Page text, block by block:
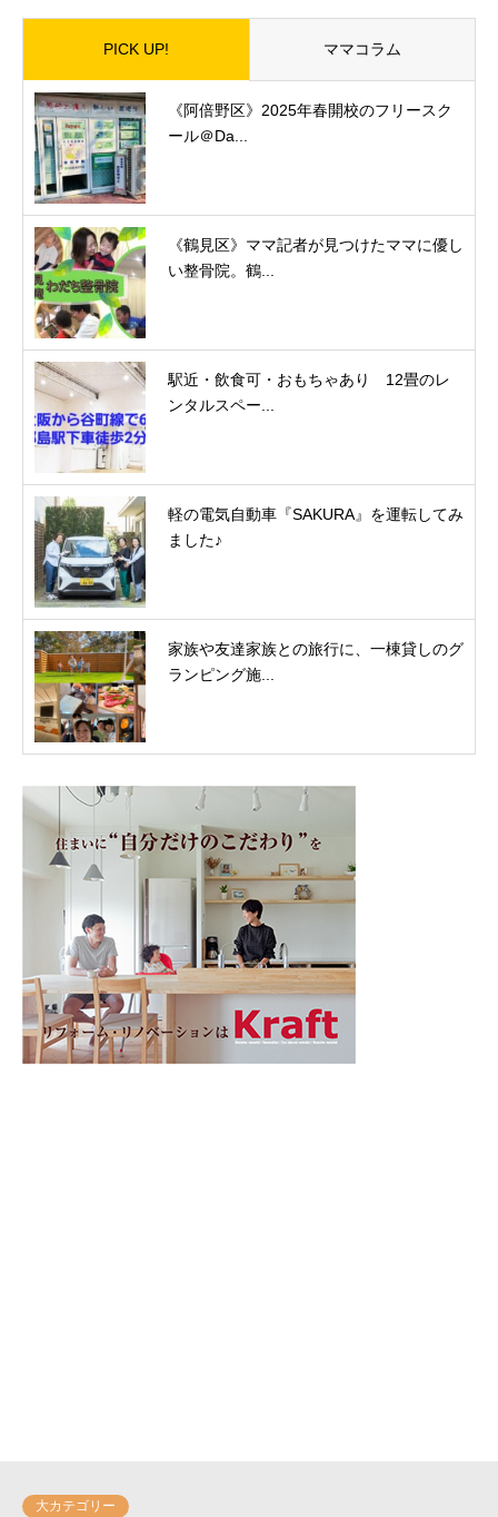
PICK UP! ママコラム
《阿倍野区》2025年春開校のフリースク
ール＠Da...
《鶴見区》ママ記者が見つけたママに優し
い整骨院。鶴...
駅近・飲食可・おもちゃあり 12畳のレ
ンタルスペー...
軽の電気自動車『SAKURA』を運転してみ
ました♪
家族や友達家族との旅行に、一棟貸しのグ
ランピング施...
大カテゴリー